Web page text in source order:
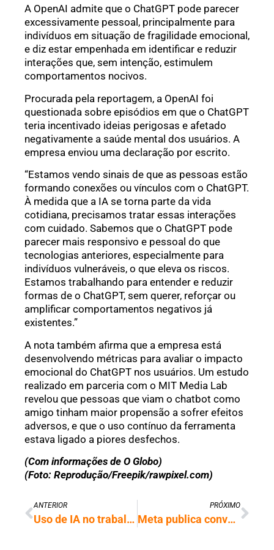
A OpenAI admite que o ChatGPT pode parecer
excessivamente pessoal, principalmente para
indivíduos em situação de fragilidade emocional,
e diz estar empenhada em identificar e reduzir
interações que, sem intenção, estimulem
comportamentos nocivos.
Procurada pela reportagem, a OpenAI foi
questionada sobre episódios em que o ChatGPT
teria incentivado ideias perigosas e afetado
negativamente a saúde mental dos usuários. A
empresa enviou uma declaração por escrito.
“Estamos vendo sinais de que as pessoas estão
formando conexões ou vínculos com o ChatGPT.
À medida que a IA se torna parte da vida
cotidiana, precisamos tratar essas interações
com cuidado. Sabemos que o ChatGPT pode
parecer mais responsivo e pessoal do que
tecnologias anteriores, especialmente para
indivíduos vulneráveis, o que eleva os riscos.
Estamos trabalhando para entender e reduzir
formas de o ChatGPT, sem querer, reforçar ou
amplificar comportamentos negativos já
existentes.”
A nota também afirma que a empresa está
desenvolvendo métricas para avaliar o impacto
emocional do ChatGPT nos usuários. Um estudo
realizado em parceria com o MIT Media Lab
revelou que pessoas que viam o chatbot como
amigo tinham maior propensão a sofrer efeitos
adversos, e que o uso contínuo da ferramenta
estava ligado a piores desfechos.
(Com informações de O Globo)
(Foto: Reprodução/Freepik/rawpixel.com)
ANTERIOR
Uso de IA no trabalho por brasileiros supera média global, mas preparo é falho
PRÓXIMO
Meta publica conversas com IA da empresa sem alertar usuários